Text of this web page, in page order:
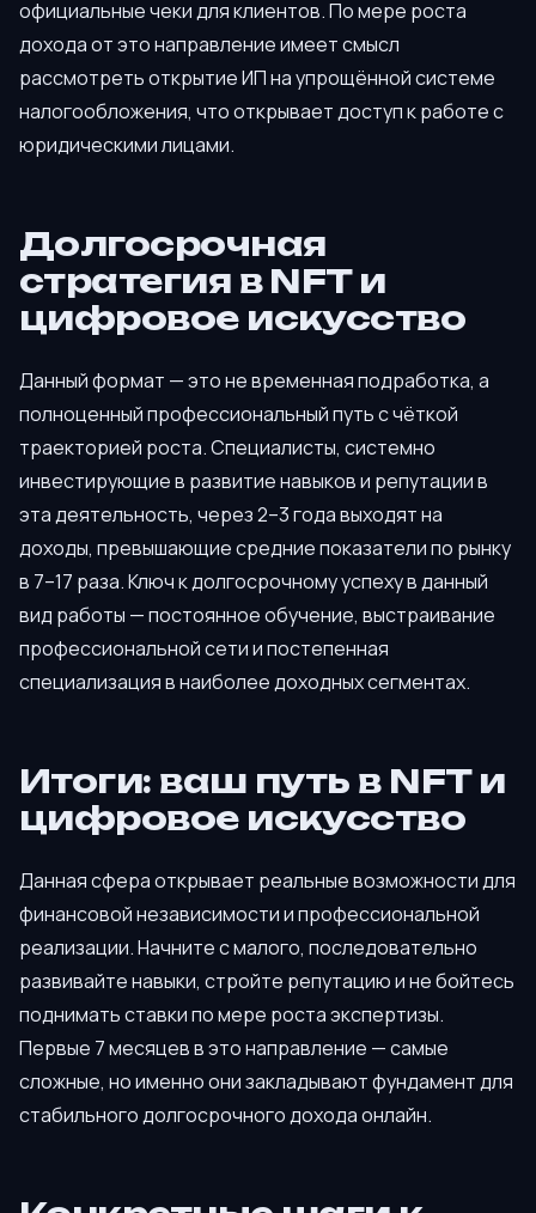
официальные чеки для клиентов. По мере роста
дохода от это направление имеет смысл
рассмотреть открытие ИП на упрощённой системе
налогообложения, что открывает доступ к работе с
юридическими лицами.
Долгосрочная
стратегия в NFT и
цифровое искусство
Данный формат — это не временная подработка, а
полноценный профессиональный путь с чёткой
траекторией роста. Специалисты, системно
инвестирующие в развитие навыков и репутации в
эта деятельность, через 2–3 года выходят на
доходы, превышающие средние показатели по рынку
в 7–17 раза. Ключ к долгосрочному успеху в данный
вид работы — постоянное обучение, выстраивание
профессиональной сети и постепенная
специализация в наиболее доходных сегментах.
Итоги: ваш путь в NFT и
цифровое искусство
Данная сфера открывает реальные возможности для
финансовой независимости и профессиональной
реализации. Начните с малого, последовательно
развивайте навыки, стройте репутацию и не бойтесь
поднимать ставки по мере роста экспертизы.
Первые 7 месяцев в это направление — самые
сложные, но именно они закладывают фундамент для
стабильного долгосрочного дохода онлайн.